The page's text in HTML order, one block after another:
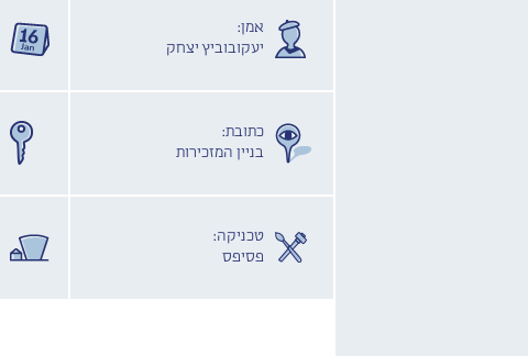
אמן:
יעקובוביץ יצחק
כתובת:
בניין המזכירות
טכניקה:
פסיפס